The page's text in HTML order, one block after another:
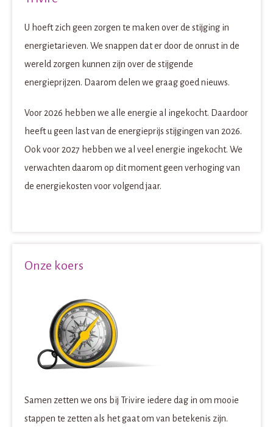
U hoeft zich geen zorgen te maken over de stijging in
energietarieven. We snappen dat er door de onrust in de
wereld zorgen kunnen zijn over de stijgende
energieprijzen. Daarom delen we graag goed nieuws.
Voor 2026 hebben we alle energie al ingekocht. Daardoor
heeft u geen last van de energieprijs stijgingen van 2026.
Ook voor 2027 hebben we al veel energie ingekocht. We
verwachten daarom op dit moment geen verhoging van
de energiekosten voor volgend jaar.
Onze koers
Samen zetten we ons bij Trivire iedere dag in om mooie
stappen te zetten als het gaat om van betekenis zijn.